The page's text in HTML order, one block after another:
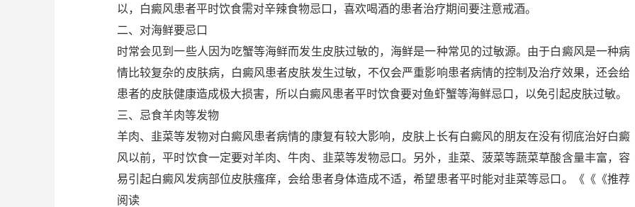
以，白癜风患者平时饮食需对辛辣食物忌口，喜欢喝酒的患者治疗期间要注意戒酒。
二、对海鲜要忌口
时常会见到一些人因为吃蟹等海鲜而发生皮肤过敏的，海鲜是一种常见的过敏源。由于白癜风是一种病
情比较复杂的皮肤病，白癜风患者皮肤发生过敏，不仅会严重影响患者病情的控制及治疗效果，还会给
患者的皮肤健康造成极大损害，所以白癜风患者平时饮食要对鱼虾蟹等海鲜忌口，以免引起皮肤过敏。
三、忌食羊肉等发物
羊肉、韭菜等发物对白癜风患者病情的康复有较大影响，皮肤上长有白癜风的朋友在没有彻底治好白癜
风以前，平时饮食一定要对羊肉、牛肉、韭菜等发物忌口。另外，韭菜、菠菜等蔬菜草酸含量丰富，容
易引起白癜风发病部位皮肤瘙痒，会给患者身体造成不适，希望患者平时能对韭菜等忌口。《《《推荐
阅读